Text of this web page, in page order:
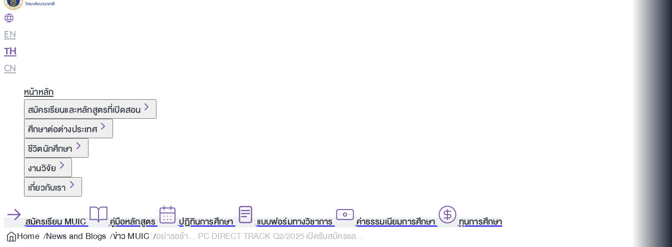
EN
TH
CN
หน้าหลัก
สมัครเรียนและหลักสูตรที่เปิดสอน
ศึกษาต่อต่างประเทศ
ชีวิตนักศึกษา
งานวิจัย
เกี่ยวกับเรา
สมัครเรียน MUIC คู่มือหลักสูตร ปฏิทินการศึกษา แบบฟอร์มทางวิชาการ ค่าธรรมเนียมการศึกษา
ทุนการศึกษา
Home News and Blogs ข่าว MUIC อย่ารอช้า… PC DIRECT TRACK Q2/2025 เปิดรับสมัครเเล...